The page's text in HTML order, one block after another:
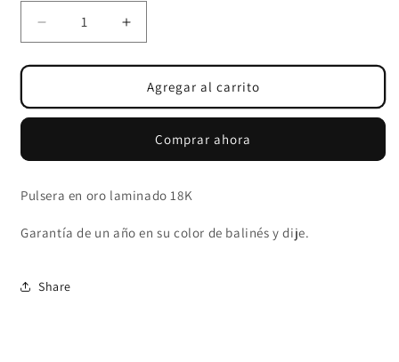
Reducir
cantidad
para
CORONA
RX
Aumentar
cantidad
para
PULSERA
CORONA
RX
Agregar al carrito
Comprar ahora
Pulsera en oro laminado 18K
Garantía de un año en su color de balinés y dije.
Share